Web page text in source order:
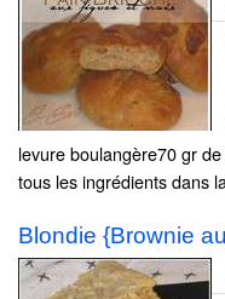
levure boulangère70 gr
tous les ingrédients dans
Blondie {Brownie